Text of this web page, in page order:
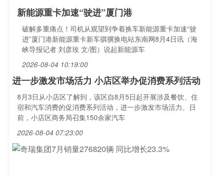
新能源重卡加速“驶进”厦门港
破解多重痛点！司机从观望到争着换车新能源重卡加速“驶
进”厦门港新能源重卡新车骐骥换电站东南网8月4日讯（海
峡导报记者 刘彦玫 文/图）说起新能源车
2026-08-04 10:19:00
进一步激发市场活力 小店区举办促消费系列活动
8月3日从小店区了解到，该区自8月5日起开展涉及餐饮、住
宿和汽车消费的促消费系列活动，进一步激发市场活力。日
前，小店区商务局召集150余家汽车
2026-08-04 07:23:00